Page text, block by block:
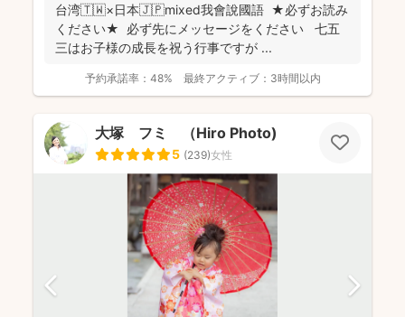
台湾🇹🇼×日本🇯🇵mixed我會說國語 ★必ずお読み
ください★ 必ず先にメッセージをください 七五
三はお子様の成長を祝う行事ですが ...
予約承諾率： 48% 最終アクティブ： 3時間以内
大塚 フミ （Hiro Photo)
5 (239)女性